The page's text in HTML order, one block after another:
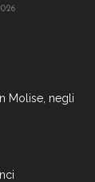
Molise, negli